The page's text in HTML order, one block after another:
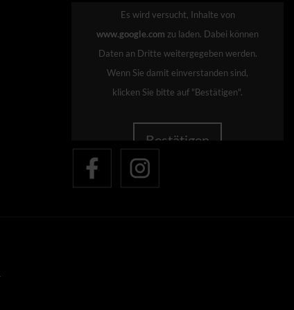
www.google.com zu laden. Dabei können
Daten an Dritte weitergegeben werden.
Wenn Sie damit einverstanden sind,
klicken Sie bitte auf "Bestätigen".
Bestätigen